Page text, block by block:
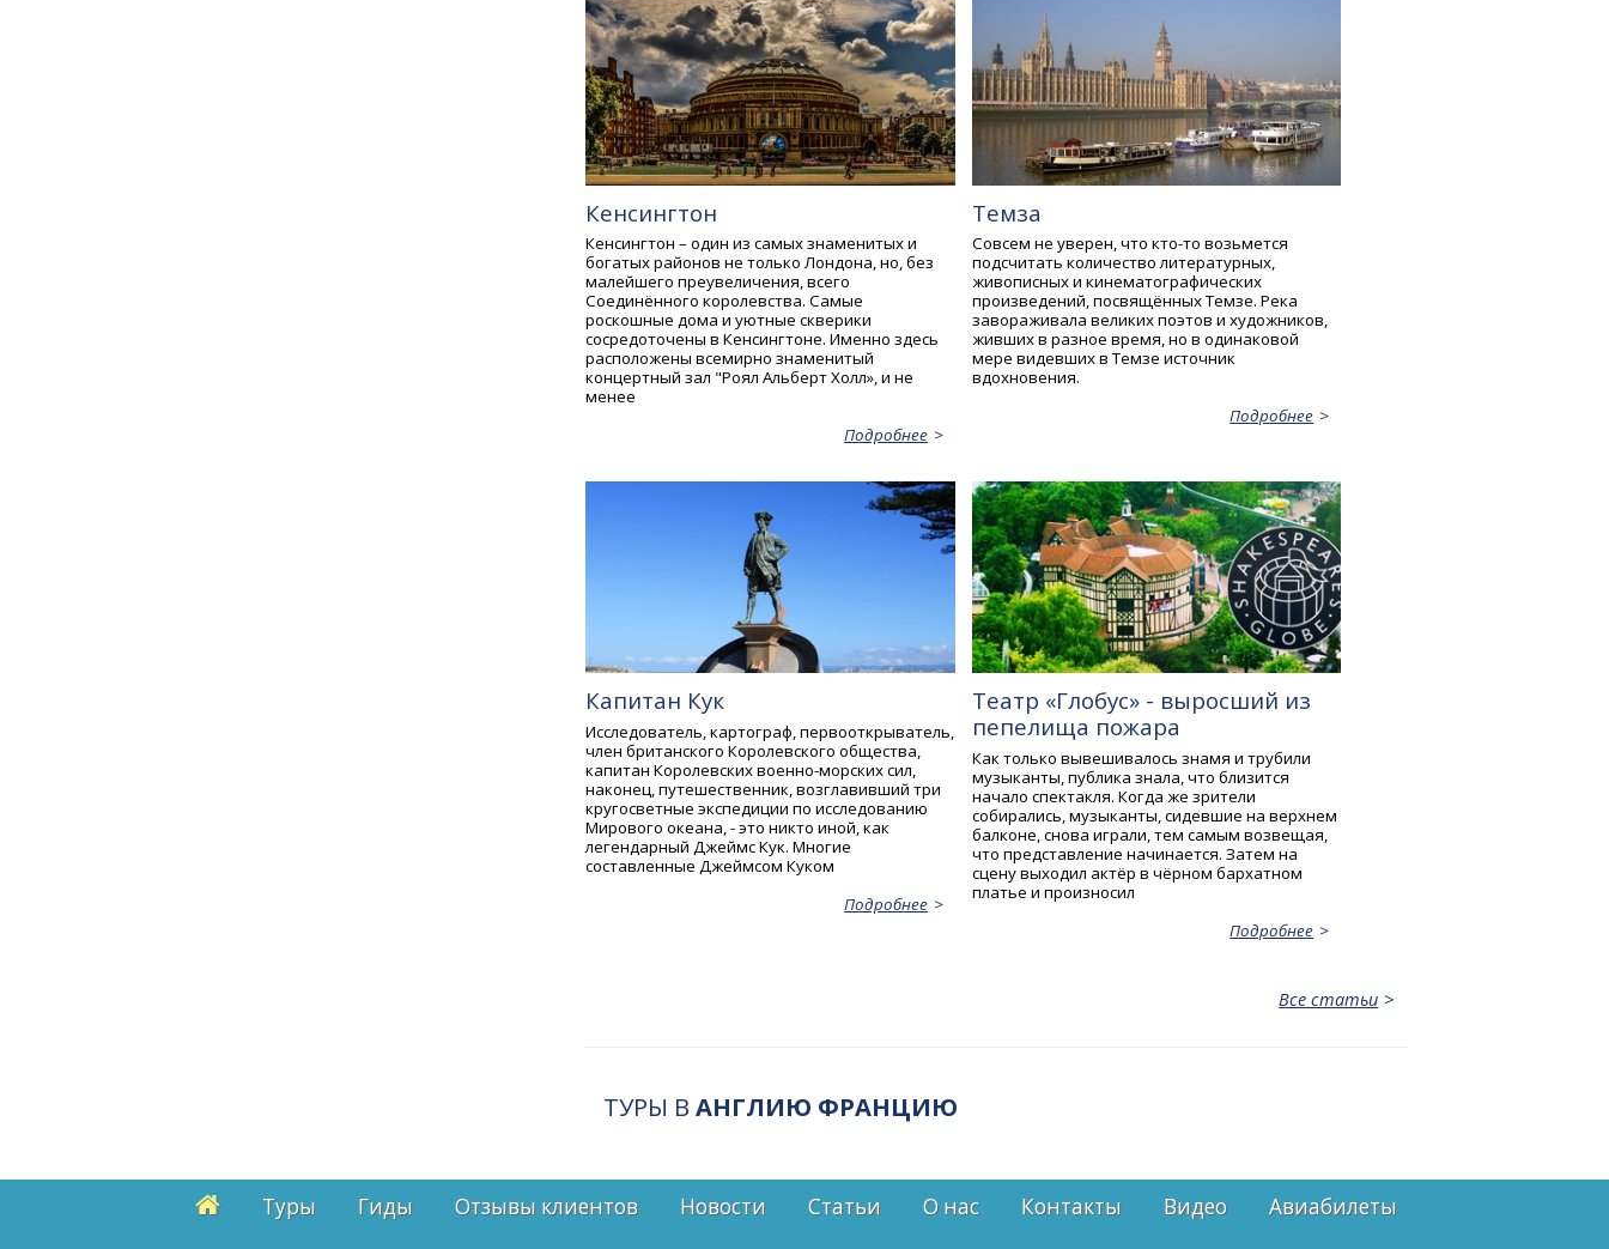
Кенсингтон
Кенсингтон – один из самых знаменитых и
богатых районов не только Лондона, но, без
малейшего преувеличения, всего
Соединённого королевства. Самые
роскошные дома и уютные скверики
сосредоточены в Кенсингтоне. Именно здесь
расположены всемирно знаменитый
концертный зал "Роял Альберт Холл», и не
менее
Подробнее
Темза
Совсем не уверен, что кто-то возьмется
подсчитать количество литературных,
живописных и кинематографических
произведений, посвящённых Темзе. Река
завораживала великих поэтов и художников,
живших в разное время, но в одинаковой
мере видевших в Темзе источник
вдохновения.
Подробнее
Капитан Кук
Исследователь, картограф, первооткрыватель,
член британского Королевского общества,
капитан Королевских военно-морских сил,
наконец, путешественник, возглавивший три
кругосветные экспедиции по исследованию
Мирового океана, - это никто иной, как
легендарный Джеймс Кук. Многие
составленные Джеймсом Куком
Подробнее
Театр «Глобус» - выросший из
пепелища пожара
Как только вывешивалось знамя и трубили
музыканты, публика знала, что близится
начало спектакля. Когда же зрители
собирались, музыканты, сидевшие на верхнем
балконе, снова играли, тем самым возвещая,
что представление начинается. Затем на
сцену выходил актёр в чёрном бархатном
платье и произносил
Подробнее
Все статьи
ТУРЫ ВАНГЛИЮ ФРАНЦИЮ
Туры Гиды Отзывы клиентов Новости Статьи О нас Контакты Видео
Авиабилеты